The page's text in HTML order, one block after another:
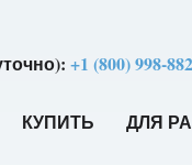
+1 (800) 998-
КУПИТЬ ДЛЯ